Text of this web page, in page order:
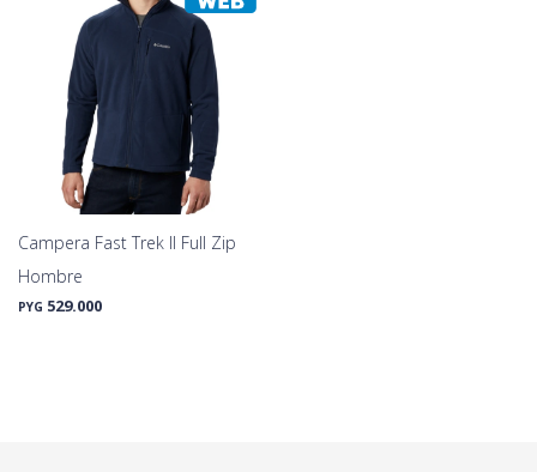
Campera Fast Trek II Full Zip
Hombre
PYG 529.000